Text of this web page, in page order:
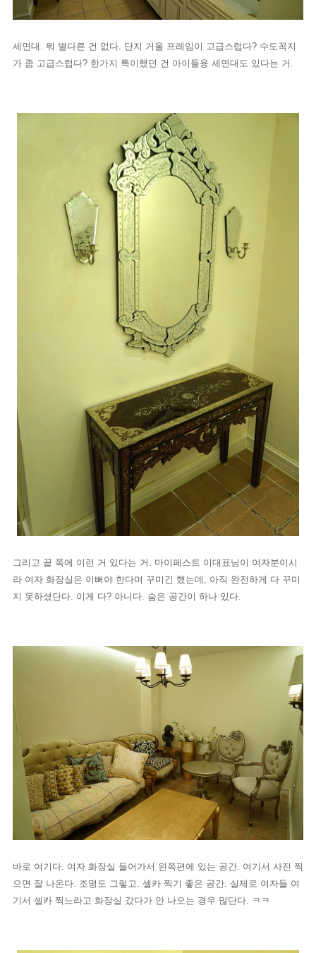
세면대. 뭐 별다른 건 없다. 단지 거울 프레임이 고급스럽다? 수도꼭지
가 좀 고급스럽다? 한가지 특이했던 건 아이들용 세면대도 있다는 거.
그리고 끝 쪽에 이런 거 있다는 거. 마이페스트 이대표님이 여자분이시
라 여자 화장실은 이뻐야 한다며 꾸미긴 했는데, 아직 완전하게 다 꾸미
지 못하셨단다. 이게 다? 아니다. 숨은 공간이 하나 있다.
바로 여기다. 여자 화장실 들어가서 왼쪽편에 있는 공간. 여기서 사진 찍
으면 잘 나온다. 조명도 그렇고. 셀카 찍기 좋은 공간. 실제로 여자들 여
기서 셀카 찍느라고 화장실 갔다가 안 나오는 경우 많단다. ㅋㅋ